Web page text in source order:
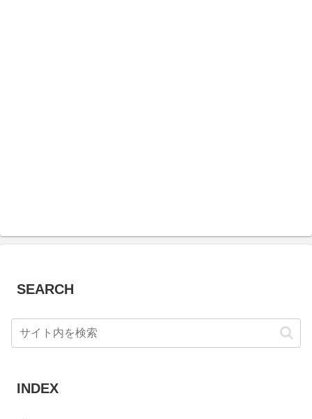
SEARCH
INDEX